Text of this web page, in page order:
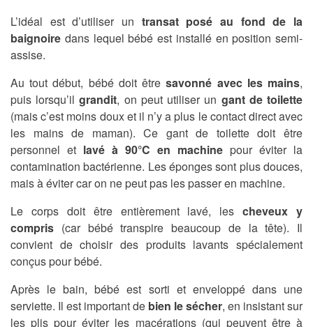
L’idéal est d’utiliser un transat posé au fond de la
baignoire dans lequel bébé est installé en position semi-
assise.
Au tout début, bébé doit êtresavonné avec les mains,
puis lorsqu’ilgrandit, on peut utiliser un gant de toilette
(mais c’est moins doux et il n’y a plus le contact direct avec
les mains de maman). Ce gant de toilette doit être
personnel et lavé à 90°C en machine pour éviter la
contamination bactérienne. Les éponges sont plus douces,
mais à éviter car on ne peut pas les passer en machine.
Le corps doit être entièrement lavé, les cheveux y
compris (car bébé transpire beaucoup de la tête). Il
convient de choisir des produits lavants spécialement
conçus pour bébé.
Après le bain, bébé est sorti et enveloppé dans une
serviette. Il est important de bien le sécher, en insistant sur
les plis pour éviter les macérations (qui peuvent être à